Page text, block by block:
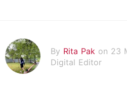
By Rita Pak on 23
Digital Editor